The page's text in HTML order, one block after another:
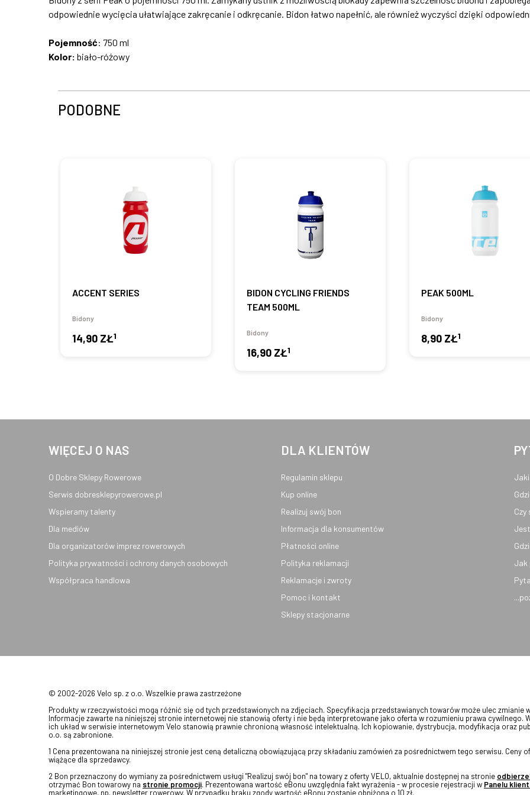
odpowiednie wycięcia ułatwiające zakręcanie i odkręcanie. Bidon łatwo napełnić, ale również wyczyści dzięki
Pojemność: 750 ml
Kolor: biało-różowy
PODOBNE
ACCENT SERIES
Bidony
14,90 ZŁ1
BIDON CYCLING FRIENDS
TEAM 500ML
Bidony
16,90 ZŁ1
PEAK 500ML
Bidony
8,90 ZŁ1
WIĘCEJ O NAS
O Dobre Sklepy Rowerowe
Serwis dobresklepyrowerowe.pl
Wspieramy talenty
Dla mediów
Dla organizatorów imprez rowerowych
Polityka prywatności i ochrony danych osobowych
Współpraca handlowa
DLA KLIENTÓW
Regulamin sklepu
Kup online
Realizuj swój bon
Informacja dla konsumentów
Płatności online
Polityka reklamacji
Reklamacje i zwroty
Pomoc i kontakt
Sklepy stacjonarne
Czy
Jak
© 2002-2026 Velo sp. z o.o. Wszelkie prawa zastrzeżone
Produkty w rzeczywistości mogą różnić się od tych przedstawionych na zdjęciach. Specyfikacja przedstawianych towarów może ulec
Informacje zawarte na niniejszej stronie internetowej nie stanowią oferty i nie będą interpretowane jako oferta w rozumieniu prawa cywilnego.
ich układ w serwisie internetowym Velo stanowią prawnie chronioną własność intelektualną. Ich kopiowanie, dystrybucja, modyfikacja oraz
o.o. są zabronione.
1 Cena prezentowana na niniejszej stronie jest ceną detaliczną obowiązującą przy składaniu zamówień za pośrednictwem tego serwisu. Ceny
wiążące dla sprzedawcy.
2 Bon przeznaczony do wymiany za pośrednictwem usługi "Realizuj swój bon" na towary z oferty VELO, aktualnie dostępnej na stronie
otrzymać Bon towarowy na stronie promocji. Prezentowana wartość eBonu uwzględnia fakt wyrażenia - w procesie rejestracji w Panelu
marketingowe, np. newsletter rowerowy. W przypadku braku zgody wartość eBonu zostanie obniżona o 10 zł.